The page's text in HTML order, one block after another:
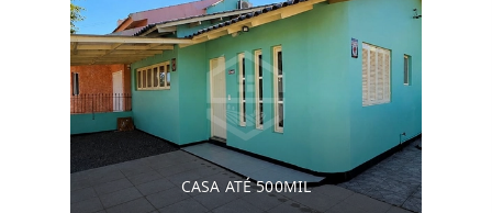
CASA ATÉ 500MIL